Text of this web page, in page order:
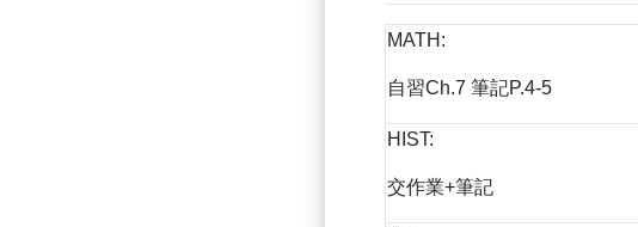
MATH:
自習Ch.7 筆記P.4-5
HIST:
交作業+筆記